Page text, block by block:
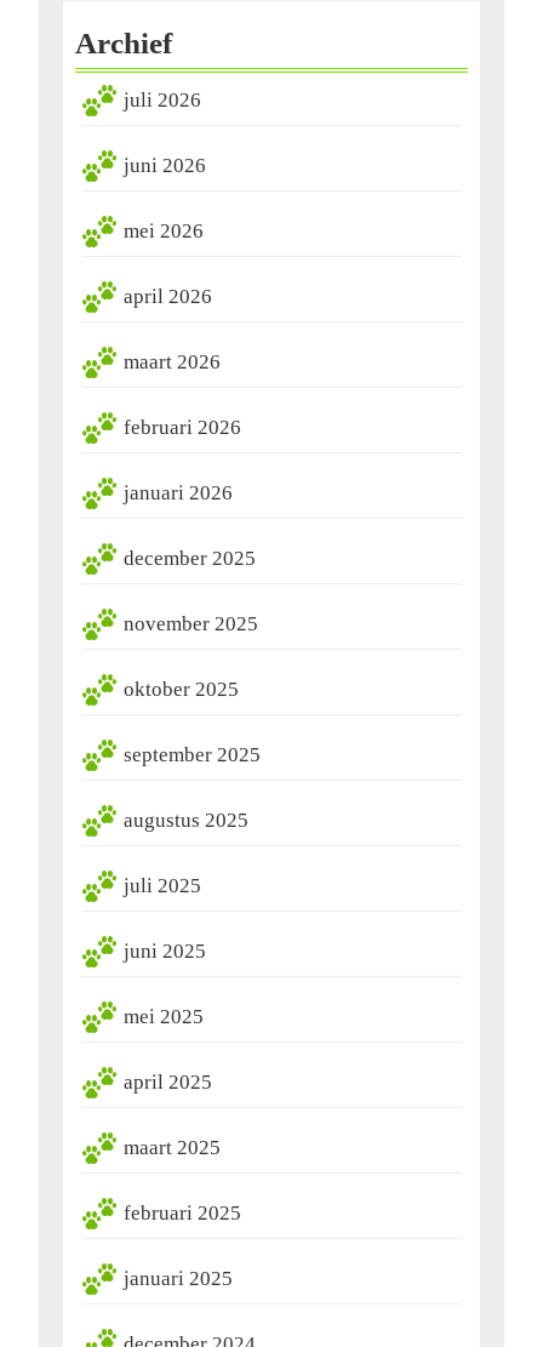
Archief
juli 2026
juni 2026
mei 2026
april 2026
maart 2026
februari 2026
januari 2026
december 2025
november 2025
oktober 2025
september 2025
augustus 2025
juli 2025
juni 2025
mei 2025
april 2025
maart 2025
februari 2025
januari 2025